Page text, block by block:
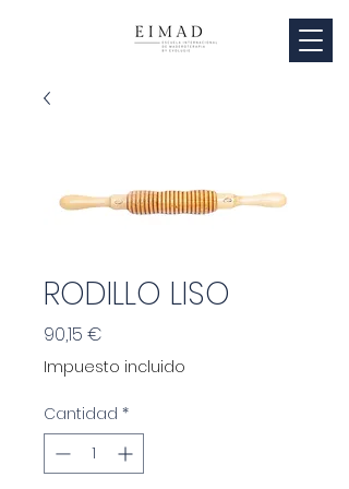
RODILLO LISO
90,15 €
Impuesto incluido
Cantidad *